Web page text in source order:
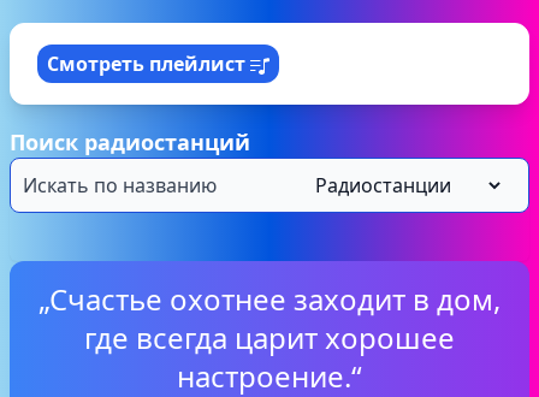
Смотреть плейлист
Поиск радиостанций
„Счастье охотнее заходит в дом,
где всегда царит хорошее
настроение.“